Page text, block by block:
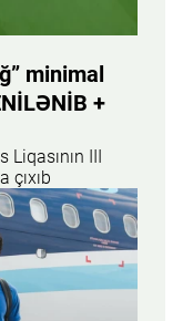
minimal
+
III
çıxıb